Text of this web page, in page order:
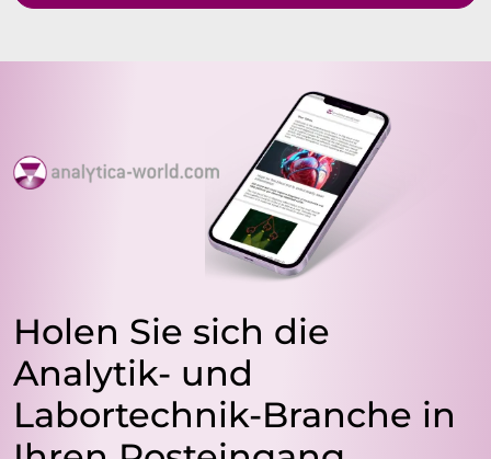
Holen Sie sich die
Analytik- und
Labortechnik-Branche in